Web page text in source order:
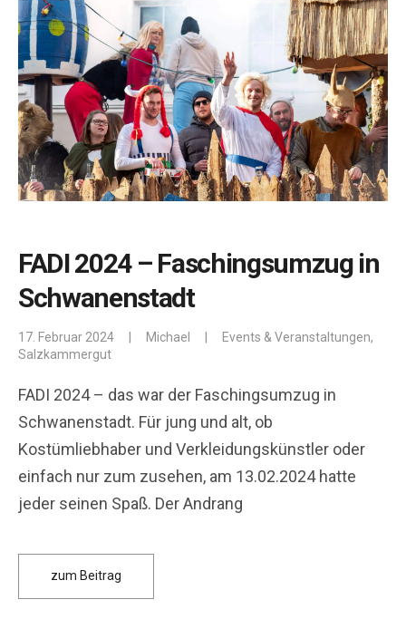
FADI 2024 – Faschingsumzug in
Schwanenstadt
17. Februar 2024 Michael Events & Veranstaltungen,
Salzkammergut
FADI 2024 – das war der Faschingsumzug in
Schwanenstadt. Für jung und alt, ob
Kostümliebhaber und Verkleidungskünstler oder
einfach nur zum zusehen, am 13.02.2024 hatte
jeder seinen Spaß. Der Andrang
zum Beitrag